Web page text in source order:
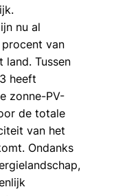
nu al
van
Tussen
heeft
zonne-PV-
de totale
van het
Ondanks